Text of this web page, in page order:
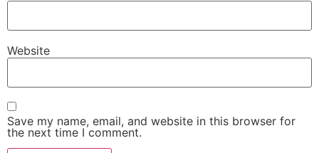
Website
Save my name, email, and website in this browser for
the next time I comment.